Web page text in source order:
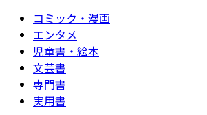
コミック・漫画
エンタメ
児童書・絵本
文芸書
専門書
実用書